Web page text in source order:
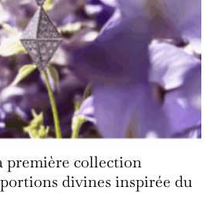
première collection
divines inspirée du